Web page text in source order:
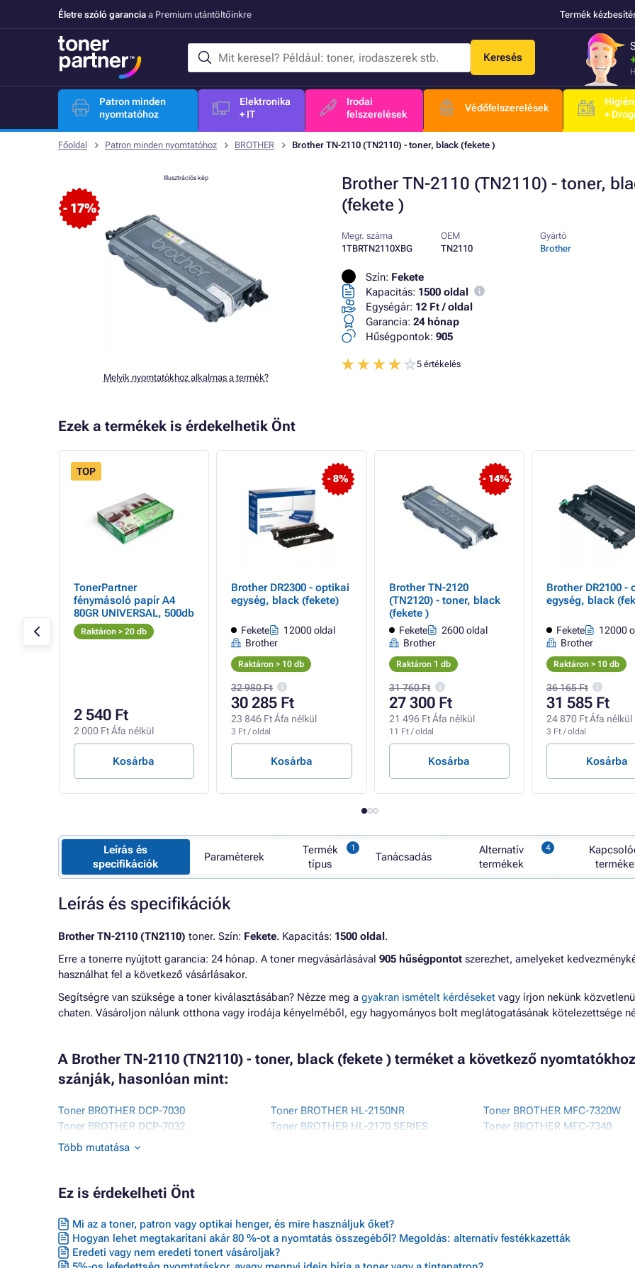
Életre szóló garancia a Premium utántöltőinkre Termék
Keresés
Patron minden
nyomtatóhoz
Elektronika
+ IT
Irodai
felszerelések
Védőfelszerelések
+
Főoldal Patron minden nyomtatóhoz BROTHER Brother TN-2110 (TN2110) - toner, black (fekete )
Brother TN-2110 (TN2110) - toner,
(fekete )
- 17%
Illusztrációs kép
Melyik nyomtatókhoz alkalmas a termék?
Megr. száma
1TBRTN2110XBG
OEM
TN2110
Gyártó
Brother
Szín: Fekete
Kapacitás: 1500 oldal
Egységár: 12 Ft / oldal
Garancia: 24 hónap
Hűségpontok: 905
5 értékelés
Ezek a termékek is érdekelhetik Önt
TOP
TonerPartner
fénymásoló papír A4
80GR UNIVERSAL, 500db
Raktáron > 20 db
2 540 Ft
2 000 Ft Áfa nélkül
Kosárba
- 8%
Brother DR2300 - optikai
egység, black (fekete)
Fekete
12000 oldal
Brother
Raktáron > 10 db
32 980 Ft
30 285 Ft
23 846 Ft Áfa nélkül
3 Ft / oldal
Kosárba
- 14%
Brother TN-2120
(TN2120) - toner, black
(fekete )
Fekete
2600 oldal
Brother
Raktáron 1 db
31 760 Ft
27 300 Ft
21 496 Ft Áfa nélkül
11 Ft / oldal
Kosárba
Brother DR2100 -
egység, black
Fekete
12000
Brother
Raktáron > 10 db
36 165 Ft
31 585 Ft
24 870 Ft Áfa nélkül
3 Ft / oldal
Kosárba
Leírás és
specifikációk
Paraméterek
Termék
típus
Tanácsadás
Alternatív
termékek
Leírás és specifikációk
Brother TN-2110 (TN2110) toner. Szín: Fekete. Kapacitás: 1500 oldal.
Erre a tonerre nyújtott garancia: 24 hónap. A toner megvásárlásával 905 hűségpontot szerezhet, amelyeket
használhat fel a következő vásárlásakor.
Segítségre van szüksége a toner kiválasztásában? Nézze meg a gyakran ismételt kérdéseket vagy írjon nekünk
chaten. Vásároljon nálunk otthona vagy irodája kényelméből, egy hagyományos bolt meglátogatásának kötelezettsége
A Brother TN-2110 (TN2110) - toner, black (fekete ) terméket a következő nyomtatókhoz
szánják, hasonlóan mint:
Toner BROTHER DCP-7030
Toner BROTHER DCP-7032
Toner BROTHER DCP-7040
Toner BROTHER HL-2150N
Toner BROTHER HL-2150NR
Toner BROTHER HL-2170 SERIES
Toner BROTHER MFC-7320W
Toner BROTHER MFC-7340
Több mutatása
Ez is érdekelheti Önt
Mi az a toner, patron vagy optikai henger, és mire használjuk őket?
Hogyan lehet megtakarítani akár 80 %-ot a nyomtatás összegéből? Megoldás: alternatív festékkazetták
Eredeti vagy nem eredeti tonert vásároljak?